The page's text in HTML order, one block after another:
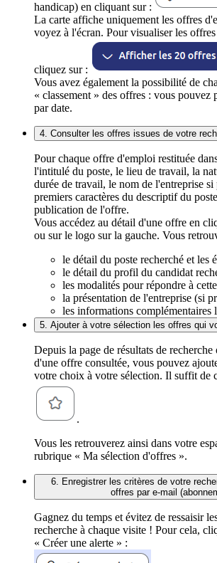
handicap) en cliquant sur :
La carte affiche uniquement les offres
voyez à l'écran. Pour visualiser les
cliquez sur :
Vous avez également la possibilité de
« classement » des offres : vous pouvez
par date.
4. Consulter les offres issues de votre
Pour chaque offre d'emploi restituée
l'intitulé du poste, le lieu de travail, la
durée de travail, le nom de l'entreprise si
premiers caractères du descriptif du
publication de l'offre.
Vous accédez au détail d'une offre en
ou sur le logo sur la gauche. Vous
le détail du poste recherché et les
le détail du profil du candidat
les modalités pour répondre à
la présentation de l'entreprise (si
les informations complémentaires
5. Ajouter à votre sélection les offres qui
Depuis la page de résultats de
d'une offre consultée, vous pouvez
votre choix à votre sélection. Il suffit de
.
Vous les retrouverez ainsi dans votre
rubrique « Ma sélection d'offres ».
6. Enregistrer les critères de votre
offres par e-mail
Gagnez du temps et évitez de ressaisir
recherche à chaque visite ! Pour cela,
« Créer une alerte » :